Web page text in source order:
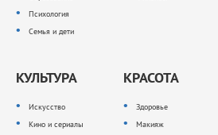
Психология
Семья и дети
КУЛЬТУРА
Искусство
Кино и сериалы
КРАСОТА
Здоровье
Макияж